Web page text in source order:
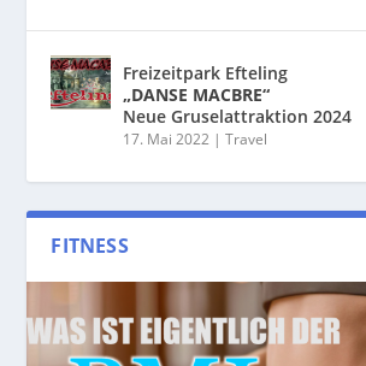
Freizeitpark Efteling
„DANSE MACBRE“
Neue Gruselattraktion 2024
17. Mai 2022 |Travel
FITNESS